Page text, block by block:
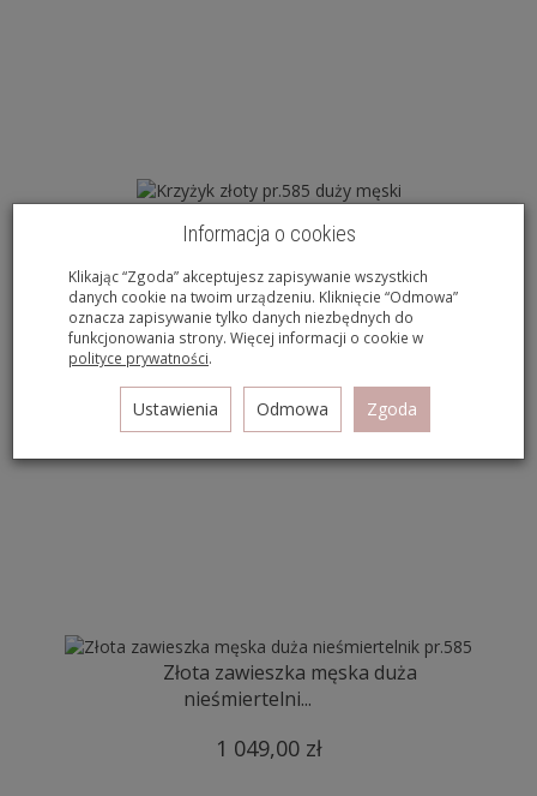
647,00 zł
Złota zawieszka męska duża
nieśmiertelni...
1 049,00 zł
Informacja o cookies
Klikając “Zgoda” akceptujesz zapisywanie wszystkich
danych cookie na twoim urządzeniu. Kliknięcie “Odmowa”
oznacza zapisywanie tylko danych niezbędnych do
funkcjonowania strony. Więcej informacji o cookie w
polityce prywatności.
Ustawienia Odmowa Zgoda